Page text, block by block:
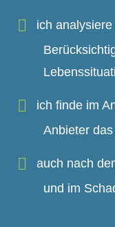
ich
ich finde im
Anbieter
auch nach
und im